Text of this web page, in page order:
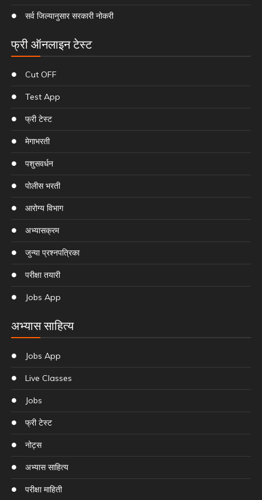
सर्व जिल्यानुसार सरकारी नोकरी
फ्री ऑनलाइन टेस्ट
Cut OFF
Test App
फ्री टेस्ट
मेगाभरती
पशुसवर्धन
पोलीस भरती
आरोग्य विभाग
अभ्यासक्रम
जुन्या प्रश्नपत्रिका
परीक्षा तयारी
Jobs App
अभ्यास साहित्य
Jobs App
Live Classes
Jobs
फ्री टेस्ट
नोट्स
अभ्यास साहित्य
परीक्षा माहिती